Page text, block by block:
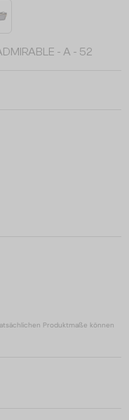
- A - 52
Produktmaße können